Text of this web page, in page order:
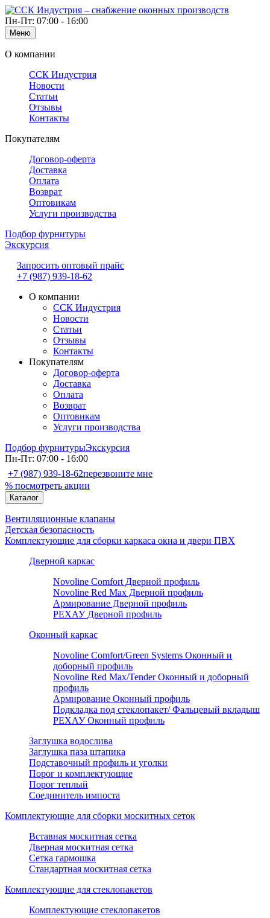
Пн-Пт: 07:00 - 16:00
Меню
О компании
ССК Индустрия
Новости
Статьи
Отзывы
Контакты
Покупателям
Договор-оферта
Доставка
Оплата
Возврат
Оптовикам
Услуги производства
Подбор фурнитуры
Экскурсия
Запросить оптовый прайс
+7 (987) 939-18-62
О компании
ССК Индустрия
Новости
Статьи
Отзывы
Контакты
Покупателям
Договор-оферта
Доставка
Оплата
Возврат
Оптовикам
Услуги производства
Подбор фурнитурыЭкскурсия
Пн-Пт: 07:00 - 16:00
+7 (987) 939-18-62перезвоните мне
% посмотреть акции
Каталог
Вентиляционные клапаны
Детская безопасность
Комплектующие для сборки каркаса окна и двери ПВХ
Дверной каркас
Novoline Comfort Дверной профиль
Novoline Red Мax Дверной профиль
Армирование Дверной профиль
РЕХАУ Дверной профиль
Оконный каркас
Novoline Comfort/Green Systems Оконный и
доборный профиль
Novoline Red Max/Tender Оконный и доборный
профиль
Армирование Оконный профиль
Подкладка под стеклопакет/ Фальцевый вкладыш
РЕХАУ Оконный профиль
Заглушка водослива
Заглушка паза штапика
Подставочный профиль и уголки
Порог и комплектующие
Порог теплый
Соединитель импоста
Комплектующие для сборки москитных сеток
Вставная москитная сетка
Дверная москитная сетка
Сетка гармошка
Стандартная москитная сетка
Комплектующие для стеклопакетов
Комплектующие стеклопакетов